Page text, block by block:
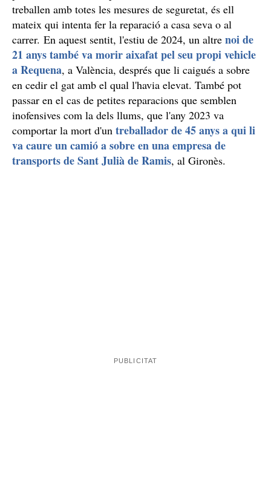
treballen amb totes les mesures de seguretat, és ell
mateix qui intenta fer la reparació a casa seva o al
carrer. En aquest sentit, l'estiu de 2024, un altre noi de
21 anys també va morir aixafat pel seu propi vehicle
a Requena, a València, després que li caigués a sobre
en cedir el gat amb el qual l'havia elevat. També pot
passar en el cas de petites reparacions que semblen
inofensives com la dels llums, que l'any 2023 va
comportar la mort d'un treballador de 45 anys a qui li
va caure un camió a sobre en una empresa de
transports de Sant Julià de Ramis, al Gironès.